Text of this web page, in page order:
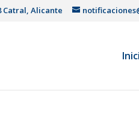
Catral, Alicante